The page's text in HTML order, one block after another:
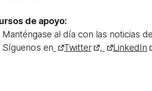
de apoyo:
Manténgase al día con las noticias
Síguenos en
Twitter , LinkedIn